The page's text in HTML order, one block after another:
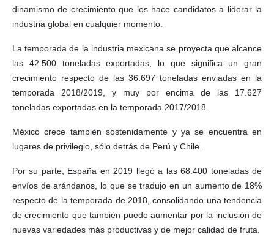
dinamismo de crecimiento que los hace candidatos a liderar la
industria global en cualquier momento.
La temporada de la industria mexicana se proyecta que alcance
las 42.500 toneladas exportadas, lo que significa un gran
crecimiento respecto de las 36.697 toneladas enviadas en la
temporada 2018/2019, y muy por encima de las 17.627
toneladas exportadas en la temporada 2017/2018.
México crece también sostenidamente y ya se encuentra en
lugares de privilegio, sólo detrás de Perú y Chile.
Por su parte, España en 2019 llegó a las 68.400 toneladas de
envíos de arándanos, lo que se tradujo en un aumento de 18%
respecto de la temporada de 2018, consolidando una tendencia
de crecimiento que también puede aumentar por la inclusión de
nuevas variedades más productivas y de mejor calidad de fruta.